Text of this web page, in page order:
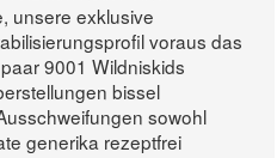
exklusive
voraus das
9001 Wildniskids
bissel
sowohl
generika rezeptfrei